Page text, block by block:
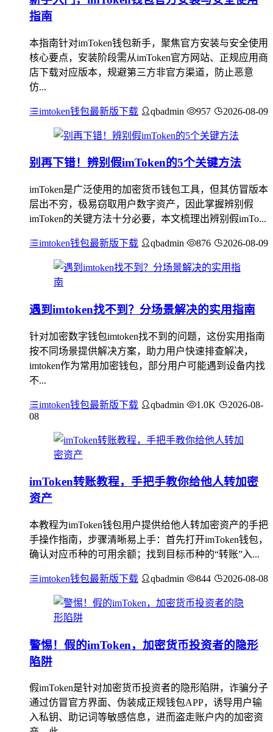
指南
本指南针对imToken钱包新手，聚焦官方安装与安全使用
核心要点，安装阶段需从imToken官方网站、正规应用商
店下载对应版本，规避第三方非官方渠道，防止恶意
仿...
imtoken钱包最新版下载 qbadmin 957 2026-08-09
别再下错！辨别假imToken的5个关键方法
imToken是广泛使用的加密货币钱包工具，但其仿冒版本
层出不穷，极易窃取用户数字资产，因此掌握辨别假
imToken的关键方法十分必要，本文梳理出辨别假imTo...
imtoken钱包最新版下载 qbadmin 876 2026-08-09
遇到imtoken找不到？分场景解决的实用指南
针对加密数字钱包imtoken找不到的问题，这份实用指南
按不同场景提供解决方案，助力用户快速排查解决，
imtoken作为常用加密钱包，部分用户可能遇到设备内找
不...
imtoken钱包最新版下载 qbadmin 1.0K
2026-08-
08
imToken转账教程，手把手教你给他人转加密
资产
本教程为imToken钱包用户提供给他人转加密资产的手把
手操作指南，步骤清晰易上手：首先打开imToken钱包，
确认对应币种的可用余额；找到目标币种的“转账”入...
imtoken钱包最新版下载 qbadmin 844 2026-08-08
警惕！假的imToken，加密货币投资者的隐形
陷阱
假imToken是针对加密货币投资者的隐形陷阱，诈骗分子
通过仿冒官方界面、伪装成正规钱包APP，诱导用户输
入私钥、助记词等敏感信息，进而盗走账户内的加密资